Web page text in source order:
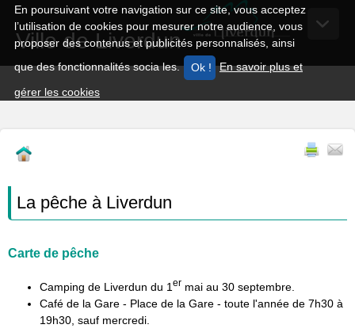
En poursuivant votre navigation sur ce site, vous acceptez
l’utilisation de cookies pour mesurer notre audience, vous
proposer des contenus et publicités personnalisés, ainsi
que des fonctionnalités socia les.
En savoir plus et
gérer les cookies
Ville de Liverdun
La pêche à Liverdun
Carte de pêche
Camping de Liverdun du 1 er mai au 30 septembre.
Café de la Gare - Place de la Gare - toute l'année de 7h30 à
19h30, sauf mercredi.